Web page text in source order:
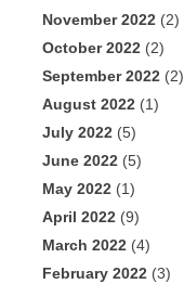
November 2022 (2)
October 2022 (2)
September 2022 (2)
August 2022 (1)
July 2022 (5)
June 2022 (5)
May 2022 (1)
April 2022 (9)
March 2022 (4)
February 2022 (3)